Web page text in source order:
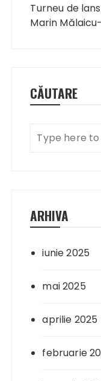
articole
Turneu de
Marin
CĂUTARE
ARHIVA
iunie 2025
mai 2025
aprilie 2025
februarie